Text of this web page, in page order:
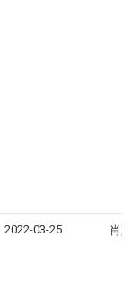
2022-03-25 肖路